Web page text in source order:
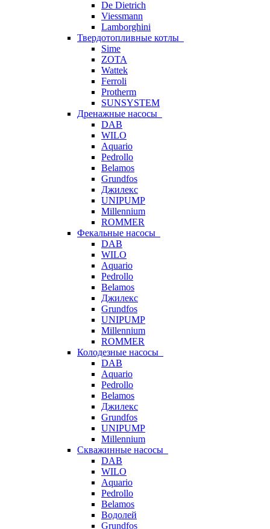
De Dietrich
Viessmann
Lamborghini
Твердотопливные котлы
Sime
ZOTA
Wattek
Ferroli
Protherm
SUNSYSTEM
Дренажные насосы
DAB
WILO
Aquario
Pedrollo
Belamos
Grundfos
Джилекс
UNIPUMP
Millennium
ROMMER
Фекальные насосы
DAB
WILO
Aquario
Pedrollo
Belamos
Джилекс
Grundfos
UNIPUMP
Millennium
ROMMER
Колодезные насосы
DAB
Aquario
Pedrollo
Belamos
Джилекс
Grundfos
UNIPUMP
Millennium
Скважинные насосы
DAB
WILO
Aquario
Pedrollo
Belamos
Водолей
Grundfos